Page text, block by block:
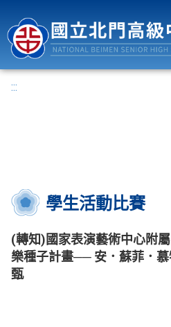
:::
學生活動比賽
(轉知)國家表演藝術中心附
樂種子計畫── 安．蘇菲．
甄